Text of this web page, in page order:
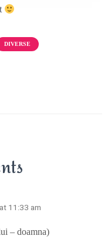
DIVERSE
11:33 am
– doamna)